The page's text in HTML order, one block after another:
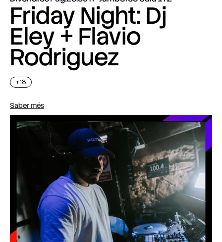
Friday Night: Dj
Eley + Flavio
Rodriguez
+18
Saber més